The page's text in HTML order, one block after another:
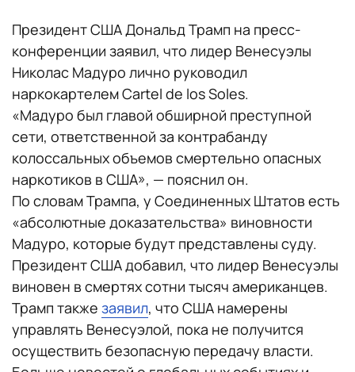
Президент США Дональд Трамп на пресс-
конференции заявил, что лидер Венесуэлы
Николас Мадуро лично руководил
наркокартелем Cartel de los Soles.
«Мадуро был главой обширной преступной
сети, ответственной за контрабанду
колоссальных объемов смертельно опасных
наркотиков в США», — пояснил он.
По словам Трампа, у Соединенных Штатов есть
«абсолютные доказательства» виновности
Мадуро, которые будут представлены суду.
Президент США добавил, что лидер Венесуэлы
виновен в смертях сотни тысяч американцев.
Трамп также заявил, что США намерены
управлять Венесуэлой, пока не получится
осуществить безопасную передачу власти.